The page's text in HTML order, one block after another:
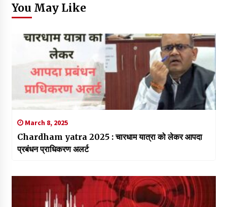
You May Like
March 8, 2025
Chardham yatra 2025 : चारधाम यात्रा को लेकर आपदा
प्रबंधन प्राधिकरण अलर्ट